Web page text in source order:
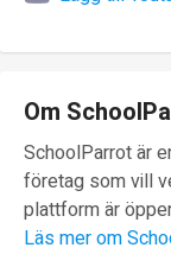
Om
SchoolParrot är
företag som vill
plattform är
Läs mer om